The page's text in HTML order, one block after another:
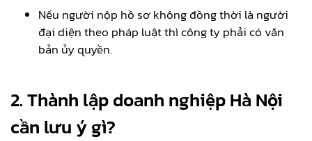
Nếu người nộp hồ sơ không đồng thời là người
đại diện theo pháp luật thì công ty phải có văn
bản ủy quyền.
2. Thành lập doanh nghiệp Hà Nội
cần lưu ý gì?